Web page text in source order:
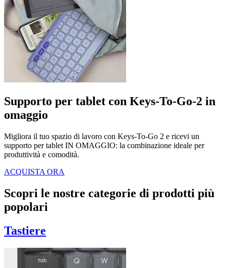
Supporto per tablet con Keys-To-Go-2 in
omaggio
Migliora il tuo spazio di lavoro con Keys-To-Go 2 e ricevi un
supporto per tablet IN OMAGGIO: la combinazione ideale per
produttività e comodità.
ACQUISTA ORA
Scopri le nostre categorie di prodotti più
popolari
Tastiere